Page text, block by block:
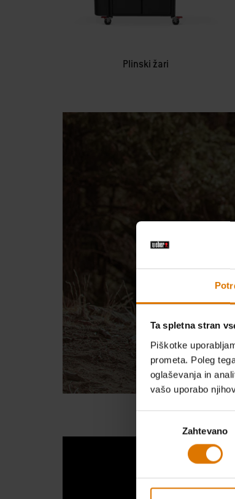
Ta spletna stran
Piškotke
prometa. Poleg
oglaševanja in
vašo uporabo
Zahtevano
Plinski žari